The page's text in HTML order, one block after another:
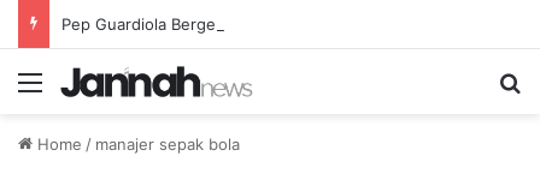
Menu
Home / manajer sepak bola